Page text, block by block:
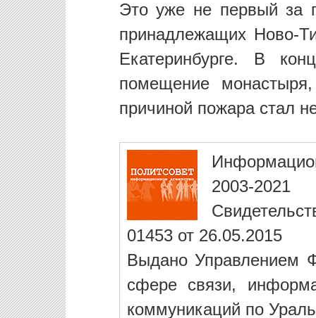
Это уже не первый за
принадлежащих Ново-
Екатеринбурге. В
помещение
причиной пожара стал
2003-2021
01453 от 26.05.2015
Выдано Управлением
сфере связи,
коммуникаций по